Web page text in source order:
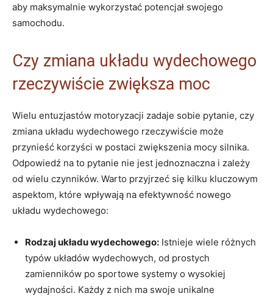
aby maksymalnie wykorzystać potencjał swojego
samochodu.
Czy zmiana układu wydechowego
rzeczywiście zwiększa moc
Wielu entuzjastów motoryzacji zadaje sobie pytanie, czy
zmiana układu wydechowego rzeczywiście może
przynieść korzyści w postaci zwiększenia mocy silnika.
Odpowiedź na to pytanie nie jest jednoznaczna i zależy
od wielu czynników. Warto przyjrzeć się kilku kluczowym
aspektom, które wpływają na efektywność nowego
układu wydechowego:
Rodzaj układu wydechowego: Istnieje wiele różnych
typów układów wydechowych, od prostych
zamienników po sportowe systemy o wysokiej
wydajności. Każdy z nich ma swoje unikalne